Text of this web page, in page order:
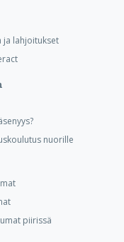
ja lahjoitukset
nuorille
piirissä